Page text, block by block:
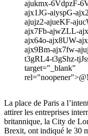
ajukmx-6VdpzF-
ajx1JG-aiyspG-
ajujz2-ajueKF-
ajx7Fb-ajwZLL-
ajx64o-ajx8UW-
ajx9Bm-ajx7fw-
t3gRL4-t3gShz-
target="_blank"
La place de Paris a
attirer les entreprises
britannique, la City de
Brexit, ont indiqué le 30